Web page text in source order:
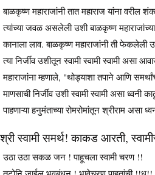
बाळकृष्ण महाराजांनी तात महाराज यांना वरील
त्यांच्या जवळ असलेली उशी बाळकृष्ण
कानाला लाव. बाळकृष्ण महाराजांनी ती फेकलेली
त्या निर्जीव उशीतून स्वामी स्वामी स्वामी असा
महाराजांना म्हणाले, "थोड्याशा तपाने आणि
माणसाची निर्जीव उशी स्वामी स्वामी असा ध्वनी
पाहणाऱ्या हनुमंताच्या रोमरोमांतून श्रीराम असा
श्री स्वामी समर्थ! काकड
उठा उठा सकळ जन ! पाहूचला स्वामी चरण !!